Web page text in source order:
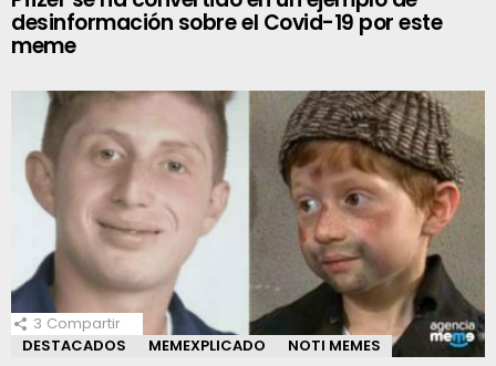
desinformación sobre el Covid-19 por este
meme
3 Compartir
DESTACADOS
MEMEXPLICADO NOTI MEMES